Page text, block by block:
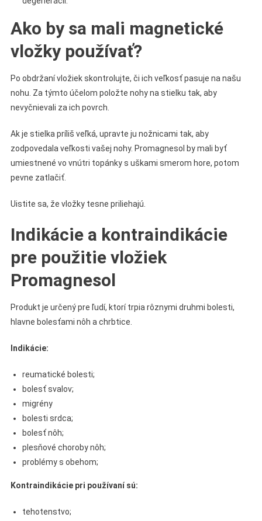
Ako by sa mali magnetické
vložky používať?
Po obdržaní vložiek skontrolujte, či ich veľkosť pasuje na našu
nohu. Za týmto účelom položte nohy na stielku tak, aby
nevyčnievali za ich povrch.
Ak je stielka príliš veľká, upravte ju nožnicami tak, aby
zodpovedala veľkosti vašej nohy. Promagnesol by mali byť
umiestnené vo vnútri topánky s uškami smerom hore, potom
pevne zatlačiť.
Uistite sa, že vložky tesne priliehajú.
Indikácie a kontraindikácie
pre použitie vložiek
Promagnesol
Produkt je určený pre ľudí, ktorí trpia rôznymi druhmi bolesti,
hlavne bolesťami nôh a chrbtice.
Indikácie:
reumatické bolesti;
bolesť svalov;
migrény
bolesti srdca;
bolesť nôh;
plesňové choroby nôh;
problémy s obehom;
Kontraindikácie pri používaní sú:
tehotenstvo;